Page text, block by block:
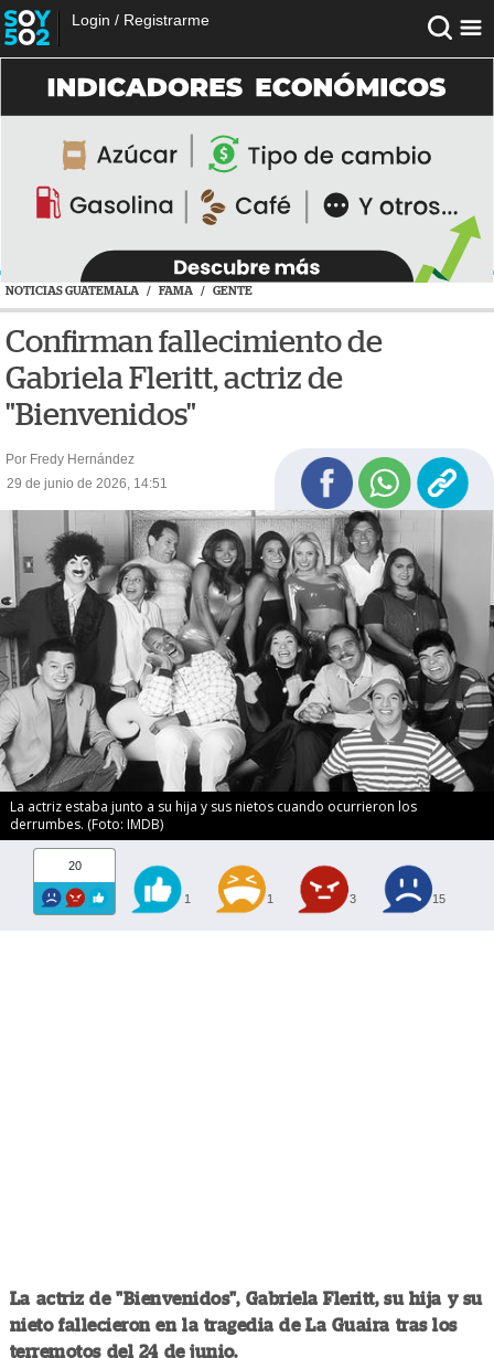
Login / Registrarme
NOTICIAS GUATEMALA / FAMA / GENTE
Confirman fallecimiento de
Gabriela Fleritt, actriz de
"Bienvenidos"
Por Fredy Hernández
29 de junio de 2026, 14:51
La actriz estaba junto a su hija y sus nietos cuando ocurrieron los
derrumbes. (Foto: IMDB)
20
1 1 3 15
La actriz de "Bienvenidos", Gabriela Fleritt, su hija y su
nieto fallecieron en la tragedia de La Guaira tras los
terremotos del 24 de junio.